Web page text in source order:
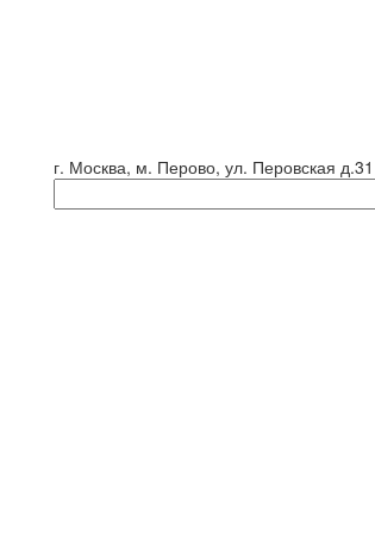
г. Москва, м. Перово, ул. Перовская д.31